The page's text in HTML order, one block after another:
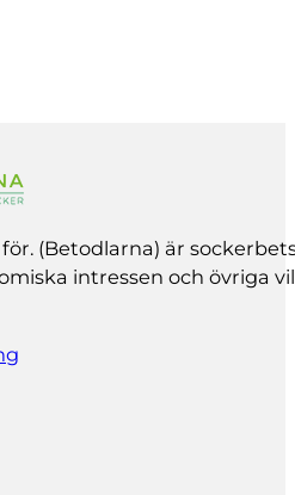
för. (Betodlarna) är
intressen och övriga